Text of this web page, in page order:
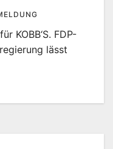
KOBB‘S. FDP-
lässt